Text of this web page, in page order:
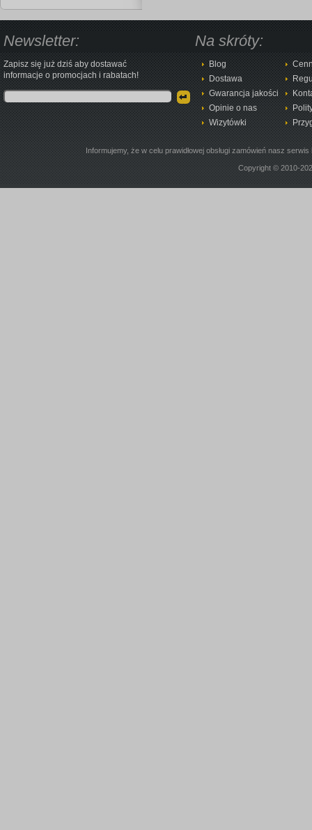
Newsletter:
Zapisz się już dziś aby dostawać
informacje o promocjach i rabatach!
Na skróty:
Blog
Dostawa
Gwarancja jakości
Opinie o nas
Wizytówki
Informujemy, że w celu prawidłowej obsługi zamówień nasz
Copyright © 2010-